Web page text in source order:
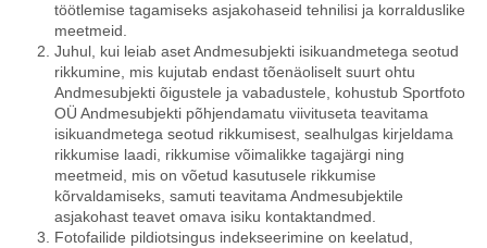
töötlemise tagamiseks asjakohaseid tehnilisi ja korralduslike
meetmeid.
Juhul, kui leiab aset Andmesubjekti isikuandmetega seotud
rikkumine, mis kujutab endast tõenäoliselt suurt ohtu
Andmesubjekti õigustele ja vabadustele, kohustub Sportfoto
OÜ Andmesubjekti põhjendamatu viivituseta teavitama
isikuandmetega seotud rikkumisest, sealhulgas kirjeldama
rikkumise laadi, rikkumise võimalikke tagajärgi ning
meetmeid, mis on võetud kasutusele rikkumise
kõrvaldamiseks, samuti teavitama Andmesubjektile
asjakohast teavet omava isiku kontaktandmed.
Fotofailide pildiotsingus indekseerimine on keelatud,